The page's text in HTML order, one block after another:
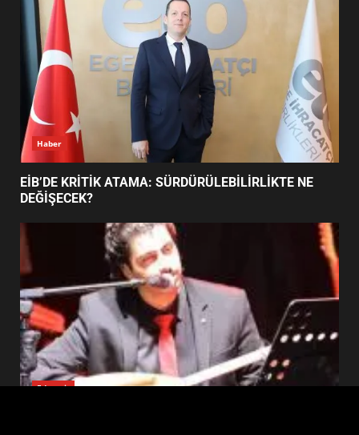
4
5
BALIKESİR MÜZELERİNDE SÜRE
UZATILDI: NE DEĞİŞTİ?
BURHANİYE SATRANÇ
TURNUVASI KAYITLARI NEYİ
7
BURHANİYE BELEDİYESPOR’DA
YENİ YÖNETİM NASIL
ŞEKİLLENDİ?
Haber
EİB’DE KRİTİK ATAMA: SÜRDÜRÜLEBİLİRLİKTE NE
DEĞİŞECEK?
Edremit